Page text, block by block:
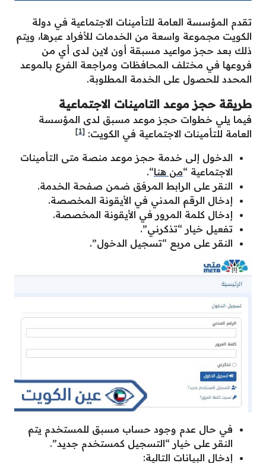
تقدم المؤسسة العامة للتأمينات الاجتماعية في دولة
الكويت مجموعة واسعة من الخدمات للأفراد عبرها، ويتم
ذلك بعد حجز مواعيد مسبقة أون لاين لدى أي من
فروعها في مختلف المحافظات ومراجعة الفرع بالموعد
المحدد للحصول على الخدمة المطلوبة.
طريقة حجز موعد التامينات الاجتماعية
فيما يلي خطوات حجز موعد مسبق لدى المؤسسة
العامة للتأمينات الاجتماعية في الكويت: [1]
الدخول إلى خدمة حجز موعد منصة متى التأمينات
الاجتماعية “من هنا“.
النقر على الرابط المرفق ضمن صفحة الخدمة.
إدخال الرقم المدني في الأيقونة المخصصة.
إدخال كلمة المرور في الأيقونة المخصصة.
تفعيل خيار “تذكرني”.
النقر على مربع “تسجيل الدخول”.
في حال عدم وجود حساب مسبق للمستخدم يتم
النقر على خيار “التسجيل كمستخدم جديد”.
إدخال البيانات التالية: